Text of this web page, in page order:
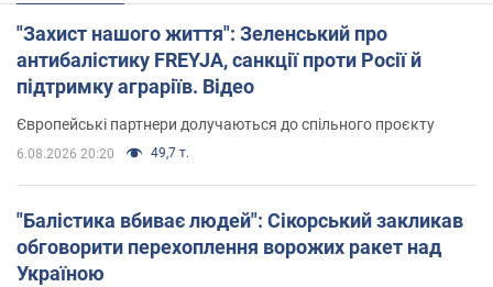
"Захист нашого життя": Зеленський про
антибалістику FREYJA, санкції проти Росії й
підтримку аграріїв. Відео
Європейські партнери долучаються до спільного проєкту
6.08.2026 20:20 49,7 т.
"Балістика вбиває людей": Сікорський закликав
обговорити перехоплення ворожих ракет над
Україною